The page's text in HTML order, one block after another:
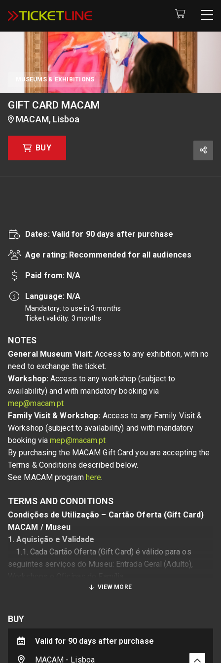
GIFT CARD MACAM
MUSEUMS & EXHIBITIONS
GIFT CARD MACAM
MACAM, Lisboa
BUY
Dates: Valid for 90 days after purchase
Age rating: Recommended for all audiences
Paid from: N/A
Language: N/A
Mandatory: to use in 3 months
Ticket validity: 3 months
NOTES
General Museum Visit: Access to any exhibition, with no
need to exchange the ticket.
Workshop: Access to any workshop (subject to
mep@macam.pt
Family Visit & Workshop: Access to any Family Visit &
Workshop (subject to availability) and with mandatory
booking via mep@macam.pt
By purchasing the MACAM Gift Card you are accepting the
Terms & Conditions described below.
See MACAM program here.
TERMS AND CONDITIONS
Condições de Utilização – Cartão Oferta (Gift Card)
MACAM / Museu
1. Aquisição e Validade
1.1. Cada Cartão Oferta (Gift Card) é válido para os
seguintes serviços do Museu: Entrada Geral (Adulto),
1.2. O Cartão Oferta (Gift Card) é válido por um período
1.4. O Cartão Oferta (Gift Card) não é válido noutros
VIEW MORE
BUY
Valid for 90 days after purchase
MACAM - Lisboa